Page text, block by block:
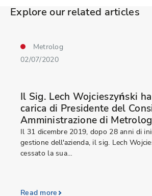
Explore our related articles
Metrolog
02/07/2020
Il Sig. Lech Wojcieszyński
carica di Presidente del
Amministrazione di
Il 31 dicembre 2019, dopo 28 anni di
gestione dell'azienda, il sig. Lech
cessato la sua…
Read more